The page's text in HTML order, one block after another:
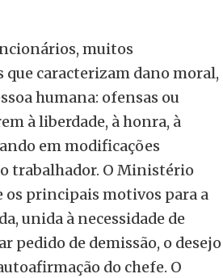
muitos
que caracterizam dano moral,
humana: ofensas ou
à liberdade, à honra, à
em modificações
trabalhador. O Ministério
os principais motivos para a
unida à necessidade de
pedido de demissão, o desejo
do chefe. O